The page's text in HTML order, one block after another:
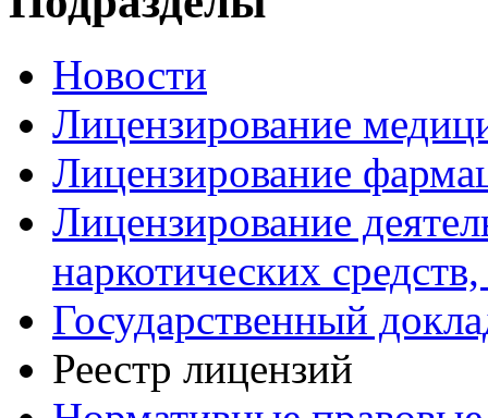
Новости
Лицензирование
Лицензирование
Лицензирование
наркотических
Государственный
Реестр лицензий